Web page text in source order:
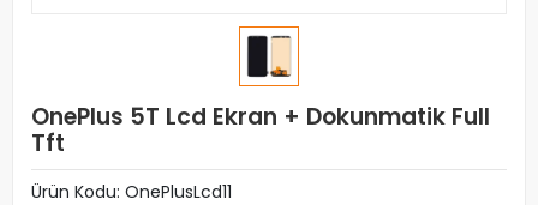
OnePlus 5T Lcd Ekran + Dokunmatik Full
Tft
Ürün Kodu: OnePlusLcd11